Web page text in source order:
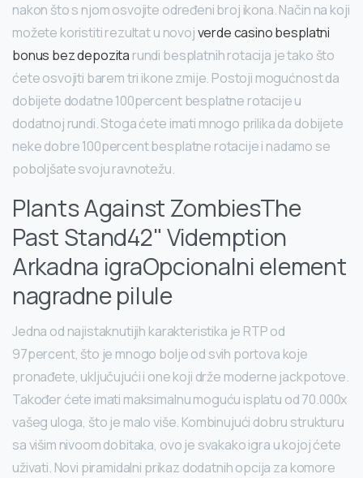
nakon što s njom osvojite određeni broj ikona. Način na koji
možete koristiti rezultat u novojverde casino besplatni
bonus bez depozita rundi besplatnih rotacija je tako što
ćete osvojiti barem tri ikone zmije. Postoji mogućnost da
dobijete dodatne 100percent besplatne rotacije u
dodatnoj rundi.Stoga ćete imati mnogo prilika da dobijete
neke dobre 100percent besplatne rotacije i nadamo se
poboljšate svoju ravnotežu.
Plants Against ZombiesThe
Past Stand42" Videmption
Arkadna igraOpcionalni element
nagradne pilule
Jedna od najistaknutijih karakteristika je RTP od
97percent, što je mnogo bolje od svih portova koje
pronađete, uključujući i one koji drže moderne jackpotove.
Također ćete imati maksimalnu moguću isplatu od 70.000x
vašeg uloga, što je malo više. Kombinujući dobru strukturu
sa višim nivoom dobitaka, ovo je svakako igra u kojoj ćete
uživati. Novi piramidalni prikaz dodatnih opcija za komore